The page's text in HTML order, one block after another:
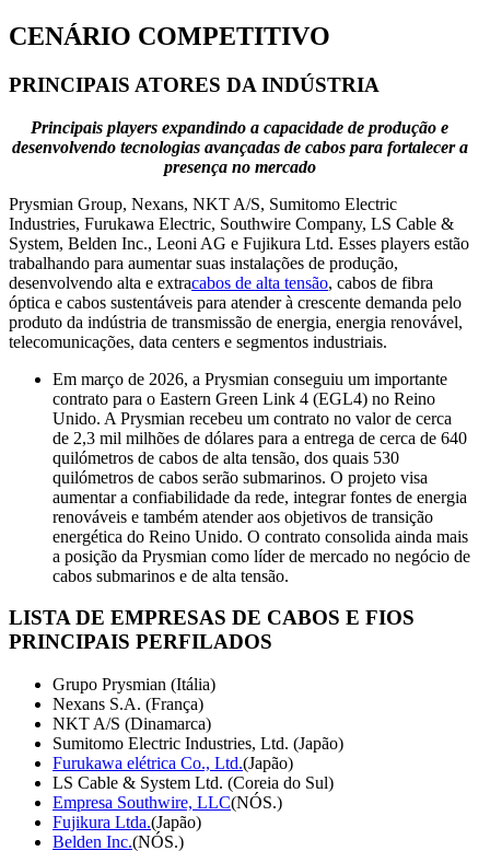
CENÁRIO COMPETITIVO
PRINCIPAIS ATORES DA INDÚSTRIA
Principais players expandindo a capacidade de produção e
desenvolvendo tecnologias avançadas de cabos para fortalecer a
presença no mercado
Prysmian Group, Nexans, NKT A/S, Sumitomo Electric
Industries, Furukawa Electric, Southwire Company, LS Cable &
System, Belden Inc., Leoni AG e Fujikura Ltd. Esses players estão
trabalhando para aumentar suas instalações de produção,
desenvolvendo alta e extracabos de alta tensão, cabos de fibra
óptica e cabos sustentáveis ​​para atender à crescente demanda pelo
produto da indústria de transmissão de energia, energia renovável,
telecomunicações, data centers e segmentos industriais.
Em março de 2026, a Prysmian conseguiu um importante
contrato para o Eastern Green Link 4 (EGL4) no Reino
Unido. A Prysmian recebeu um contrato no valor de cerca
de 2,3 mil milhões de dólares para a entrega de cerca de 640
quilómetros de cabos de alta tensão, dos quais 530
quilómetros de cabos serão submarinos. O projeto visa
aumentar a confiabilidade da rede, integrar fontes de energia
renováveis ​​e também atender aos objetivos de transição
energética do Reino Unido. O contrato consolida ainda mais
a posição da Prysmian como líder de mercado no negócio de
cabos submarinos e de alta tensão.
LISTA DE EMPRESAS DE CABOS E FIOS
PRINCIPAIS PERFILADOS
Grupo Prysmian (Itália)
Nexans S.A. (França)
NKT A/S (Dinamarca)
Sumitomo Electric Industries, Ltd. (Japão)
Furukawa elétrica Co., Ltd.(Japão)
LS Cable & System Ltd. (Coreia do Sul)
Empresa Southwire, LLC(NÓS.)
Fujikura Ltda.(Japão)
Belden Inc.(NÓS.)